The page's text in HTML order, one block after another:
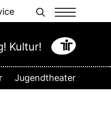
Kultur!
Jugendtheater